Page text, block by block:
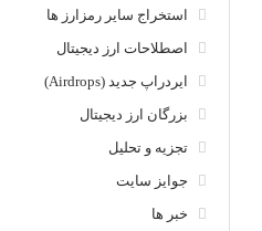
استخراج سایر رمزارز ها
اصطلاحات ارز دیجیتال
ایردراپ جدید (Airdrops)
بزرگان ارز دیجیتال
تجزیه و تحلیل
جوایز سایت
خبر ها